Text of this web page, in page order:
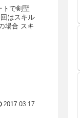
トで剣聖
はスキル
場合 スキ
2017.03.17